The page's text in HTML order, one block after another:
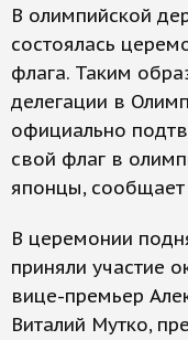
В олимпийской
состоялась
флага. Таким
делегации в
официально
свой флаг в
японцы, сообщает
В церемонии
приняли участие
вице-премьер
Виталий Мутко,